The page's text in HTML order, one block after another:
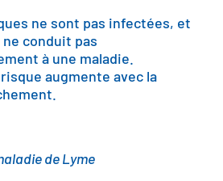
ne sont pas infectées, et
conduit pas
à une maladie.
augmente avec la
de Lyme